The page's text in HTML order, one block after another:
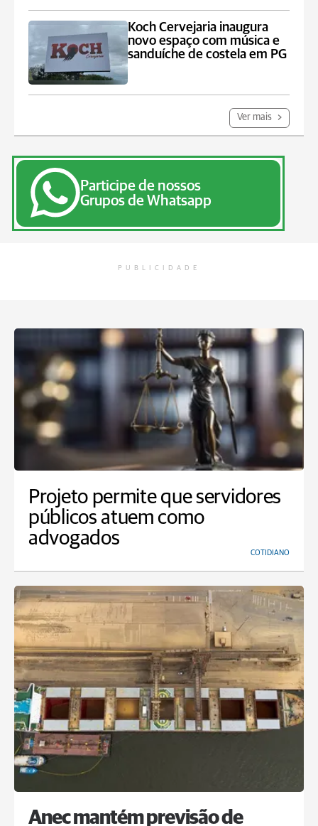
Koch Cervejaria inaugura
novo espaço com música e
sanduíche de costela em PG
Ver mais
Participe de nossos
Grupos de Whatsapp
PUBLICIDADE
Projeto permite que servidores
públicos atuem como
advogados
COTIDIANO
Anec mantém previsão de